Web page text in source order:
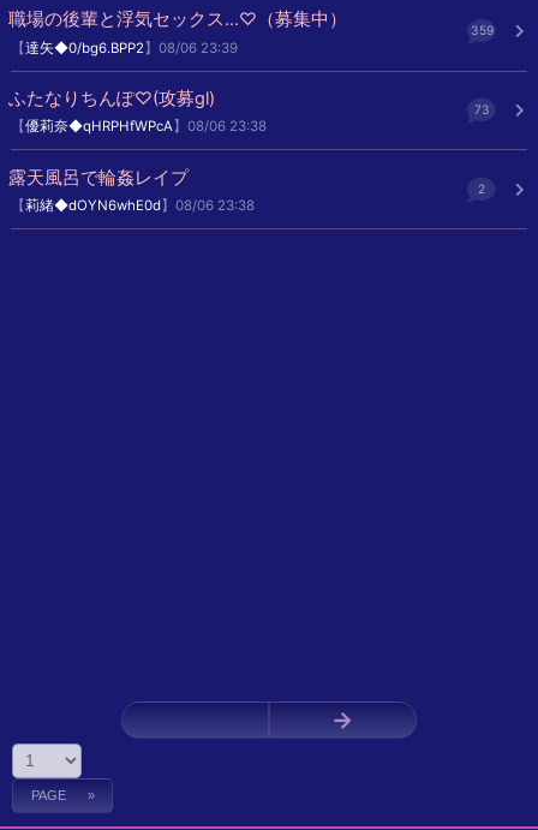
職場の後輩と浮気セックス…♡（募集中）
【達矢◆0/bg6.BPP2】08/06 23:39
359
ふたなりちんぽ♡(攻募gl)
【優莉奈◆qHRPHfWPcA】08/06 23:38
73
露天風呂で輪姦レイプ
【莉緒◆dOYN6whE0d 】08/06 23:38
2
→